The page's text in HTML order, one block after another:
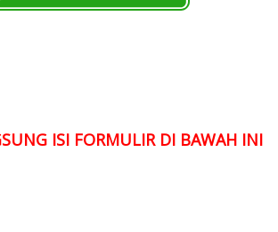
ISI FORMULIR DI BAWAH INI